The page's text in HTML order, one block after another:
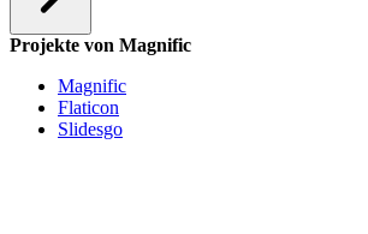
Projekte von Magnific
Magnific
Flaticon
Slidesgo